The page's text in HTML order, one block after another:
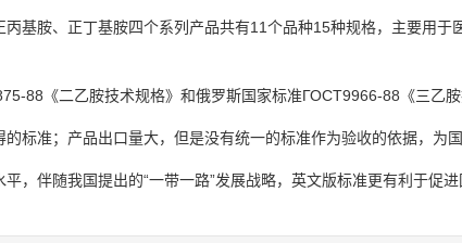
基胺、正丁基胺四个系列产品共有11个品种15种规格，主要用
88《二乙胺技术规格》和俄罗斯国家标准ГОСТ9966-88《三乙
标准；产品出口量大，但是没有统一的标准作为验收的依据，为
，伴随我国提出的“一带一路”发展战略，英文版标准更有利于促